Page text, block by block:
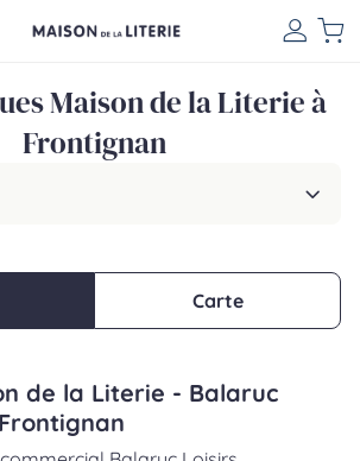
Maison de la Literie à
Frontignan
Carte
de la Literie - Balaruc